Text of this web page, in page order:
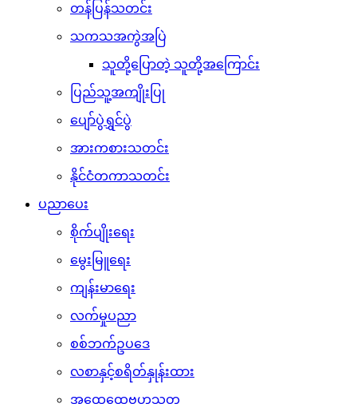
တန်ပြန်သတင်း
သကသအကွဲအပြဲ
သူတို့ပြောတဲ့ သူတို့အကြောင်း
ပြည်သူ့အကျိုးပြု
ပျော်ပွဲရွှင်ပွဲ
အားကစားသတင်း
နိုင်ငံတကာသတင်း
ပညာပေး
စိုက်ပျိုးရေး
မွေးမြူရေး
ကျန်းမာရေး
လက်မှုပညာ
စစ်ဘက်ဥပဒေ
လစာနှင့်စရိတ်နှုန်းထား
အထွေထွေဗဟုသုတ